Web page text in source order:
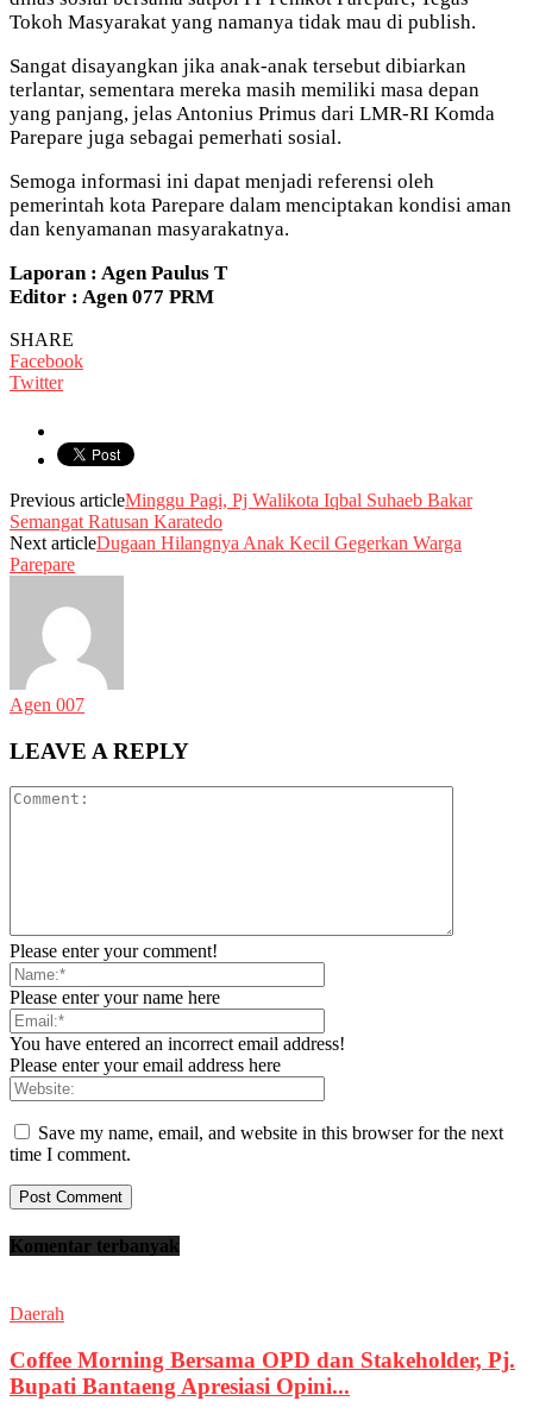
Tokoh Masyarakat yang namanya tidak mau di publish.
Sangat disayangkan jika anak-anak tersebut dibiarkan
terlantar, sementara mereka masih memiliki masa depan
yang panjang, jelas Antonius Primus dari LMR-RI Komda
Parepare juga sebagai pemerhati sosial.
Semoga informasi ini dapat menjadi referensi oleh
pemerintah kota Parepare dalam menciptakan kondisi aman
dan kenyamanan masyarakatnya.
Laporan : Agen Paulus T
Editor : Agen 077 PRM
SHARE
Facebook
Twitter
Previous articleMinggu Pagi, Pj Walikota Iqbal Suhaeb Bakar
Semangat Ratusan Karatedo
Next articleDugaan Hilangnya Anak Kecil Gegerkan Warga
Parepare
Agen 007
LEAVE A REPLY
Please enter your comment!
Please enter your name here
You have entered an incorrect email address!
Please enter your email address here
Save my name, email, and website in this browser for the next
time I comment.
Komentar terbanyak
Daerah
Coffee Morning Bersama OPD dan Stakeholder, Pj.
Bupati Bantaeng Apresiasi Opini...